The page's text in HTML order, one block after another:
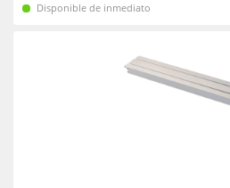
Disponible de inmediato